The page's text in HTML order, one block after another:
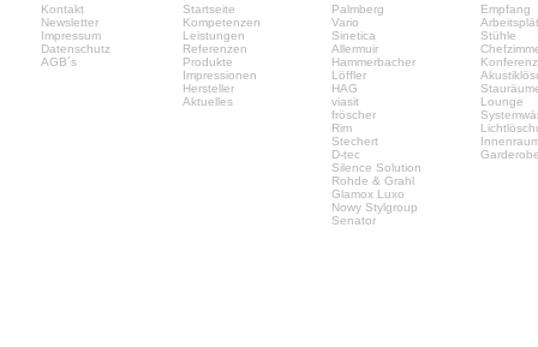
Kontakt
Newsletter
Impressum
Datenschutz
AGB´s
Startseite
Kompetenzen
Leistungen
Referenzen
Produkte
Impressionen
Hersteller
Aktuelles
Palmberg
Vario
Sinetica
Allermuir
Hammerbacher
Löffler
HAG
viasit
fröscher
Rim
Stechert
D-tec
Silence Solution
Rohde & Grahl
Glamox Luxo
Nowy Stylgroup
Senator
Empfang
Stühle
Lounge